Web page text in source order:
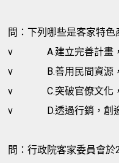
問：下列哪些是客家特
v
A.建立完善計畫
v
B.善用民間資源
v
C.突破官僚文化
v
D.透過行銷，創
問：行政院客家委員會